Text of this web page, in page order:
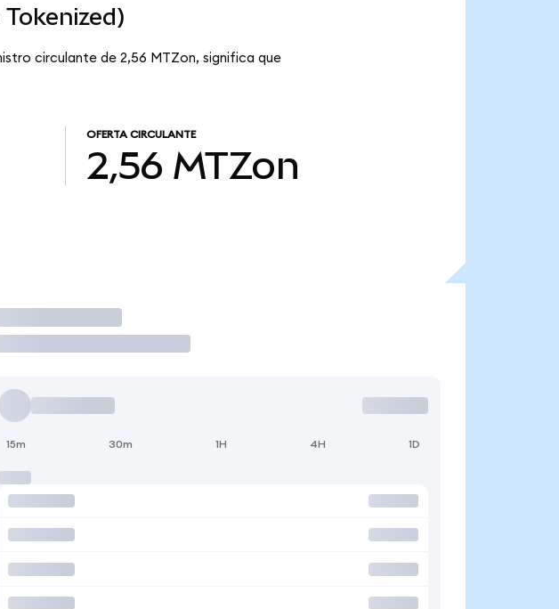
circulante de 2,56 MTZon, significa que
OFERTA CIRCULANTE
2,56 MTZon
15m 30m 1H 4H 1D